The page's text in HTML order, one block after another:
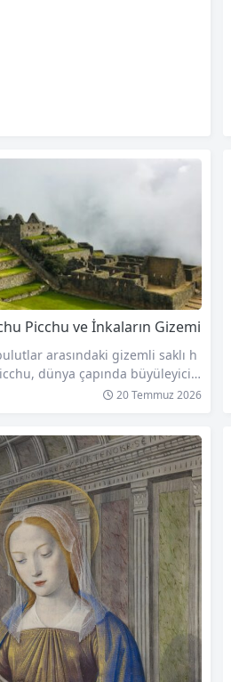
Picchu ve İnkaların Gizemi
arasındaki gizemli saklı h
dünya çapında büyüleyici
bilinir. Bu antik İnka kenti, P
yapı kompleksi, İnkaların müke
dehasını ve kültürel zenginli
bir şekilde korunmuş bir
20 Temmuz 2026